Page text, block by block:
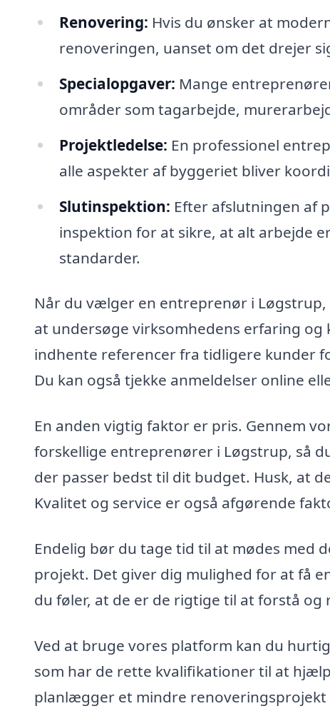
Renovering: Hvis du ønsker at
renoveringen, uanset om det drejer
Specialopgaver: Mange
områder som tagarbejde,
Projektledelse: En professionel
alle aspekter af byggeriet bliver
Slutinspektion: Efter afslutningen af
inspektion for at sikre, at alt arbejde
standarder.
Når du vælger en entreprenør i
at undersøge virksomhedens erfaring
indhente referencer fra tidligere kunder
Du kan også tjekke anmeldelser online
En anden vigtig faktor er pris. Gennem
forskellige entreprenører i Løgstrup, så
der passer bedst til dit budget. Husk, at
Kvalitet og service er også afgørende
Endelig bør du tage tid til at mødes med
projekt. Det giver dig mulighed for at få
du føler, at de er de rigtige til at forstå og
Ved at bruge vores platform kan du
som har de rette kvalifikationer til at
planlægger et mindre